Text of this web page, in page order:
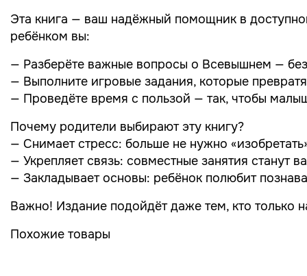
Эта книга — ваш надёжный помощник в
ребёнком вы:
— Разберёте важные вопросы о Всевышнем —
— Выполните игровые задания, которые
— Проведёте время с пользой — так, чтобы
Почему родители выбирают эту книгу?
— Снимает стресс: больше не нужно
— Укрепляет связь: совместные занятия станут
— Закладывает основы: ребёнок полюбит
Важно! Издание подойдёт даже тем, кто только
Похожие товары